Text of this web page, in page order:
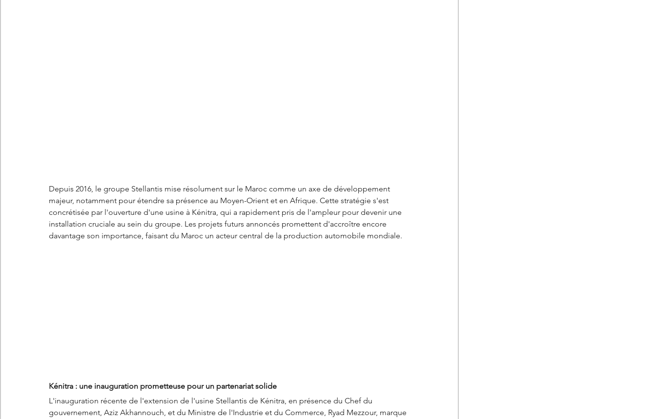
Depuis 2016, le groupe Stellantis mise résolument sur le Maroc comme un axe de développement
majeur, notamment pour étendre sa présence au Moyen-Orient et en Afrique. Cette stratégie s'est
concrétisée par l'ouverture d'une usine à Kénitra, qui a rapidement pris de l'ampleur pour devenir une
installation cruciale au sein du groupe. Les projets futurs annoncés promettent d'accroître encore
davantage son importance, faisant du Maroc un acteur central de la production automobile mondiale.
Kénitra : une inauguration prometteuse pour un partenariat solide
L'inauguration récente de l'extension de l'usine Stellantis de Kénitra, en présence du Chef du
gouvernement, Aziz Akhannouch, et du Ministre de l'Industrie et du Commerce, Ryad Mezzour, marque